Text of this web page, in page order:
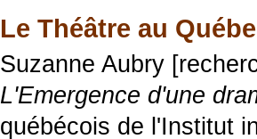
Le Théâtre au
Suzanne Aubry
L'Emergence d'une
québécois de l'Institut